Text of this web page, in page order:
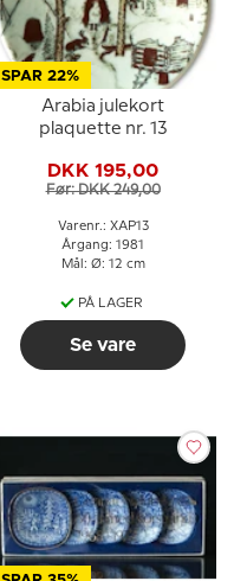
SPAR 22%
Arabia julekort
plaquette nr. 13
DKK 195,00
Før: DKK 249,00
Varenr.: XAP13
Årgang: 1981
Mål: Ø: 12 cm
PÅ LAGER
Se vare